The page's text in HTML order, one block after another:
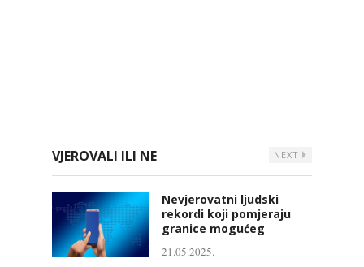
VJEROVALI ILI NE NEXT
Nevjerovatni ljudski
rekordi koji pomjeraju
granice mogućeg
21.05.2025.